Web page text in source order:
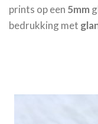
prints op een 5mm
bedrukking met